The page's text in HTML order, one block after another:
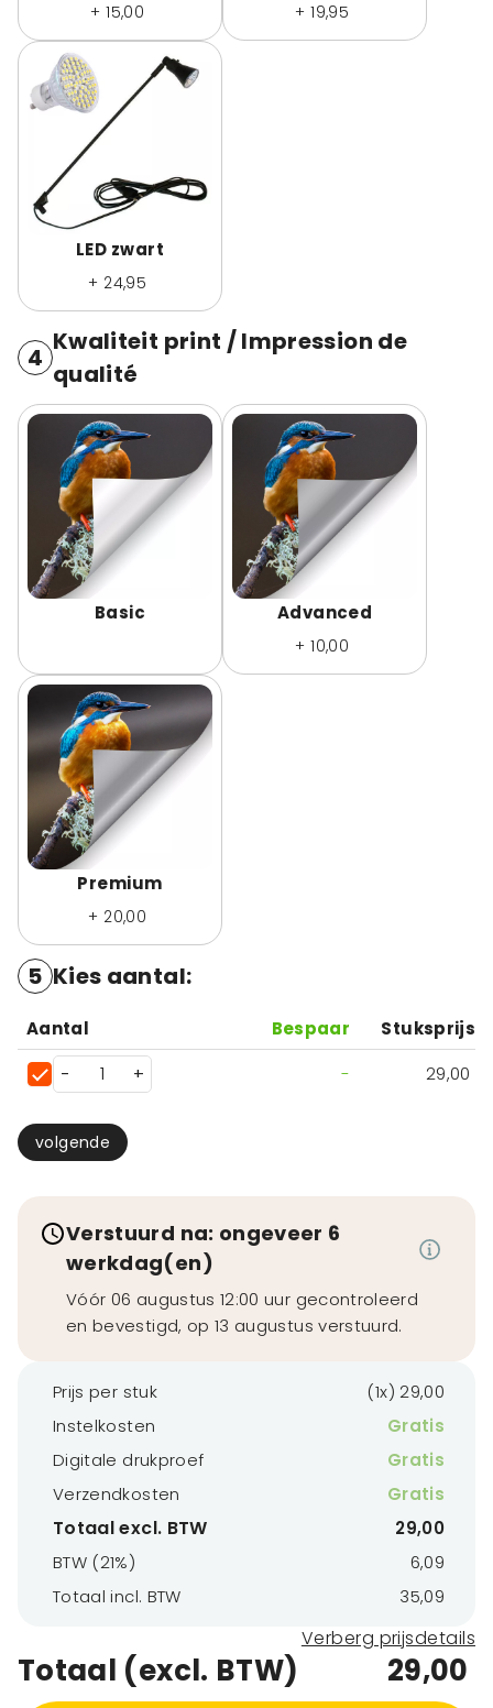
+ 15,00 + 19,95
LED zwart
+ 24,95
4
Kwaliteit print / Impression de
qualité
Basic Advanced
+ 10,00
Premium
+ 20,00
5 Kies aantal:
Aantal Bespaar
Stuksprijs
-
+ - 29,00
volgende
Verstuurd na: ongeveer 6
werkdag(en)
Vóór 06 augustus 12:00 uur gecontroleerd
en bevestigd, op 13 augustus verstuurd.
Prijs per stuk
(1x) 29,00
Instelkosten
Gratis
Digitale drukproef
Gratis
Verzendkosten
Gratis
Totaal excl. BTW
29,00
BTW (21%)
6,09
Totaal incl. BTW
35,09
Verberg prijsdetails
Totaal (excl. BTW) 29,00